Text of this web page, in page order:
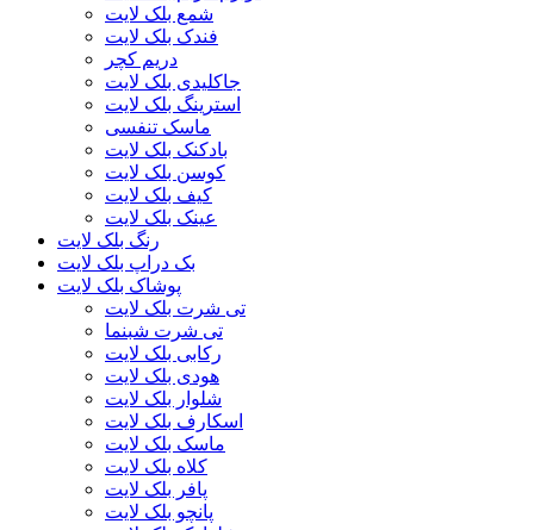
شمع بلک لایت
فندک بلک لایت
دریم کچر
جاکلیدی بلک لایت
استرینگ بلک لایت
ماسک تنفسی
بادکنک بلک لایت
کوسن بلک لایت
کیف بلک لایت
عینک بلک لایت
رنگ بلک لایت
بک دراپ بلک لایت
پوشاک بلک لایت
تی شرت بلک لایت
تی شرت شبنما
رکابی بلک لایت
هودی بلک لایت
شلوار بلک لایت
اسکارف بلک لایت
ماسک بلک لایت
کلاه بلک لایت
پافر بلک لایت
پانچو بلک لایت